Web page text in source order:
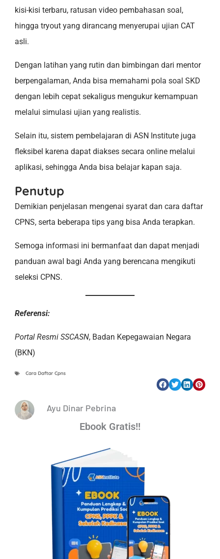
kisi-kisi terbaru, ratusan video pembahasan soal,
hingga tryout yang dirancang menyerupai ujian CAT
asli.
Dengan latihan yang rutin dan bimbingan dari mentor
berpengalaman, Anda bisa memahami pola soal SKD
dengan lebih cepat sekaligus mengukur kemampuan
melalui simulasi ujian yang realistis.
Selain itu, sistem pembelajaran di ASN Institute juga
fleksibel karena dapat diakses secara online melalui
aplikasi, sehingga Anda bisa belajar kapan saja.
Penutup
Demikian penjelasan mengenai syarat dan cara daftar
CPNS, serta beberapa tips yang bisa Anda terapkan.
Semoga informasi ini bermanfaat dan dapat menjadi
panduan awal bagi Anda yang berencana mengikuti
seleksi CPNS.
Referensi:
Portal Resmi SSCASN, Badan Kepegawaian Negara
(BKN)
Cara Daftar Cpns
Ayu Dinar Pebrina
Ebook Gratis!!